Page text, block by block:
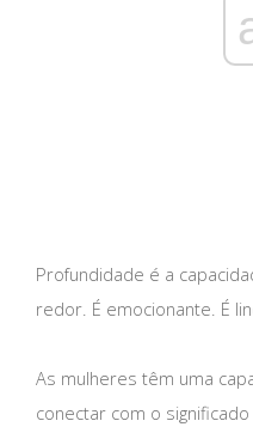
Profundidade é a
redor. É emocionante. É
As mulheres têm uma
conectar com o